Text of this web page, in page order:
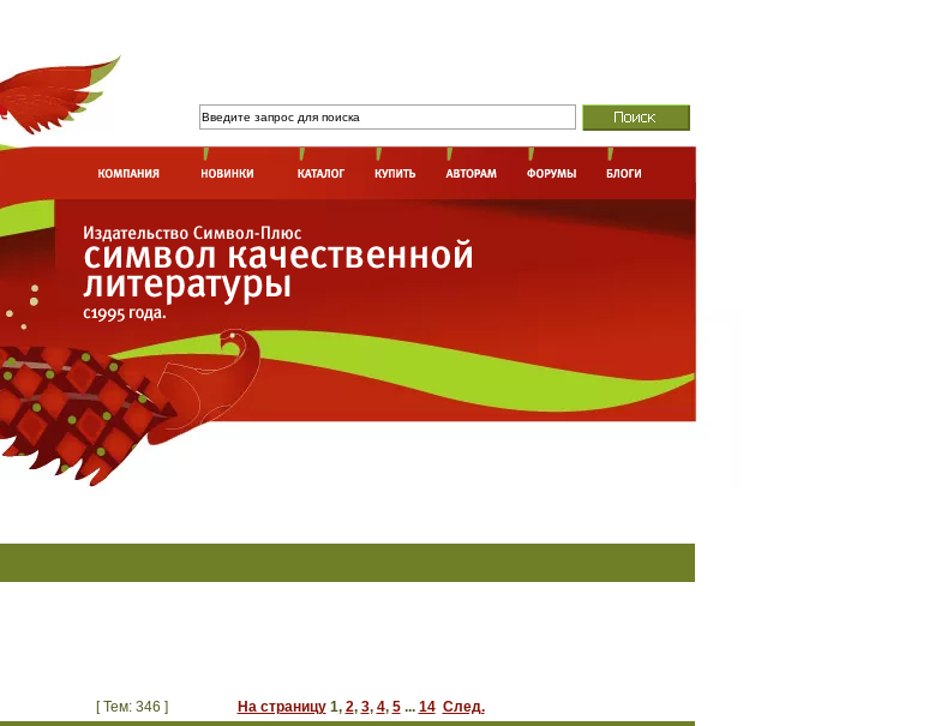
[ Тем: 346 ] На страницу 1, 2, 3, 4, 5... 14 След.